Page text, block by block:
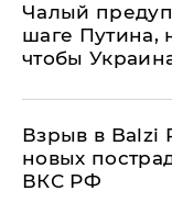
Чалый
шаге Путина,
чтобы
Взрыв в Balzi
новых
ВКС РФ